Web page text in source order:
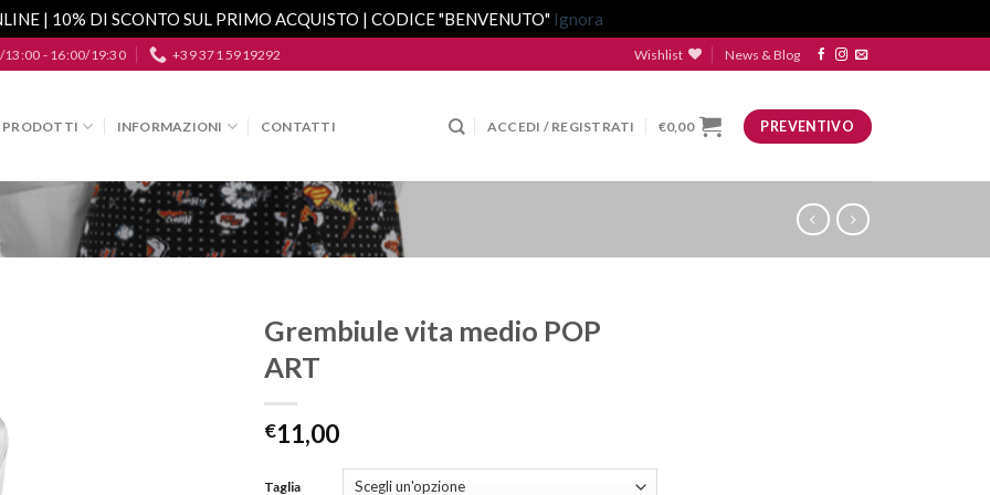
| 10% DI SCONTO SUL PRIMO ACQUISTO | CODICE "BENVENUTO" Ignora
13:00 - 16:00/19:30 +39 371 5919292 Wishlist News & Blog
PRODOTTI INFORMAZIONI CONTATTI ACCEDI / REGISTRATI €0,00 PREVENTIVO
Grembiule vita medio POP
ART
€11,00
Taglia